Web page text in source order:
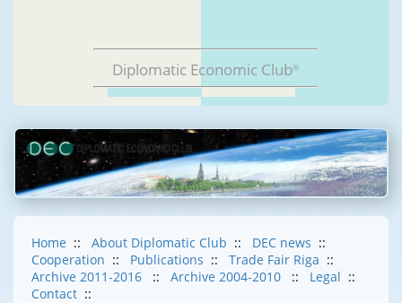
Diplomatic Economic Club®
Home :: About Diplomatic Club :: DEC news ::
Cooperation :: Publications :: Trade Fair Riga ::
Archive 2011-2016
:: Archive 2004-2010 :: Legal ::
Contact ::